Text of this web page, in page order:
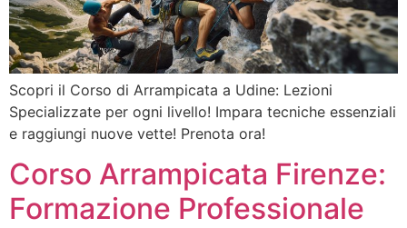
Scopri il Corso di Arrampicata a Udine: Lezioni
Specializzate per ogni livello! Impara tecniche essenziali
e raggiungi nuove vette! Prenota ora!
Corso Arrampicata Firenze:
Formazione Professionale